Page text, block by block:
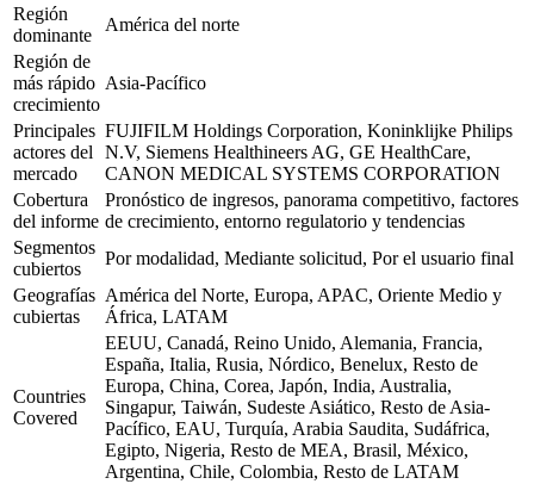
Región
dominante
América del norte
Región de
más rápido
crecimiento
Asia-Pacífico
Principales
actores del
mercado
FUJIFILM Holdings Corporation, Koninklijke Philips
N.V, Siemens Healthineers AG, GE HealthCare,
CANON MEDICAL SYSTEMS CORPORATION
Cobertura
del informe
Pronóstico de ingresos, panorama competitivo, factores
de crecimiento, entorno regulatorio y tendencias
Segmentos
cubiertos
Por modalidad, Mediante solicitud, Por el usuario final
Geografías
cubiertas
América del Norte, Europa, APAC, Oriente Medio y
África, LATAM
Countries
Covered
EEUU, Canadá, Reino Unido, Alemania, Francia,
España, Italia, Rusia, Nórdico, Benelux, Resto de
Europa, China, Corea, Japón, India, Australia,
Singapur, Taiwán, Sudeste Asiático, Resto de Asia-
Pacífico, EAU, Turquía, Arabia Saudita, Sudáfrica,
Egipto, Nigeria, Resto de MEA, Brasil, México,
Argentina, Chile, Colombia, Resto de LATAM